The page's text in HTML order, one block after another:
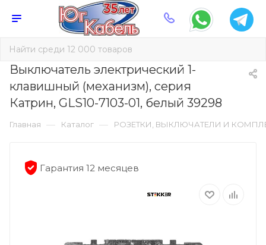
Выключатель электрический 1-
клавишный (механизм), серия
Катрин, GLS10-7103-01, белый 39298
Главная — Каталог — РОЗЕТКИ, ВЫКЛЮЧАТЕЛИ И
Гарантия 12 месяцев